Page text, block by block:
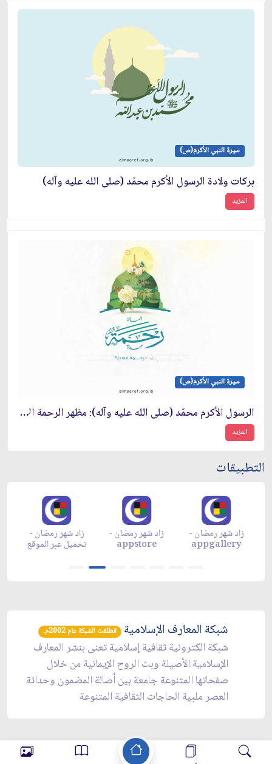
سيرة النبي الأكرم(ص)
بركات ولادة الرسول الأكرم محمّد (صلى الله عليه وآله)
المزيد
سيرة النبي الأكرم(ص)
الرسول الأكرم محمّد (صلى الله عليه وآله): مظهر الرحمة الإلهية في هذه الدنيا
المزيد
التطبيقات
زاد شهر رمضان -
تحميل عبر الموقع
زاد شهر رمضان -
appstore
زاد شهر رمضان -
appgallery
شبكة المعارف الإسلامية انطلقت الشبكة عام 2002م.
شبكة الكترونية ثقافية إسلامية تعنى بنشر المعارف
الإسلامية الأصيلة وبث الروح الإيمانية من خلال
صفحاتها المتنوعة جامعة بين أصالة المضمون وحداثة
العصر ملبية الحاجات الثقافية المتنوعة